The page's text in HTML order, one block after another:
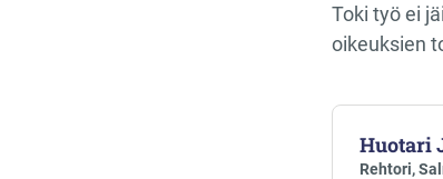
Toki työ ei
oikeuksien
Huotari
Rehtori,